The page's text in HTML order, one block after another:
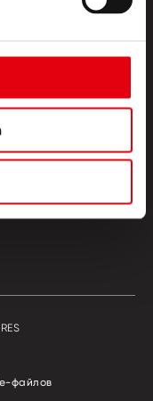
файлов